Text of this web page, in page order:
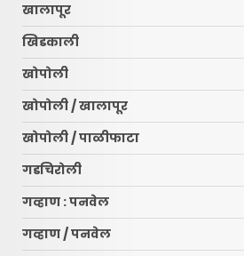
खालापूर
खिडकाली
खोपोली
खोपोली / खालापूर
खोपोली / पाळीफाटा
गडचिरोली
गव्हाण : पनवेल
गव्हाण / पनवेल